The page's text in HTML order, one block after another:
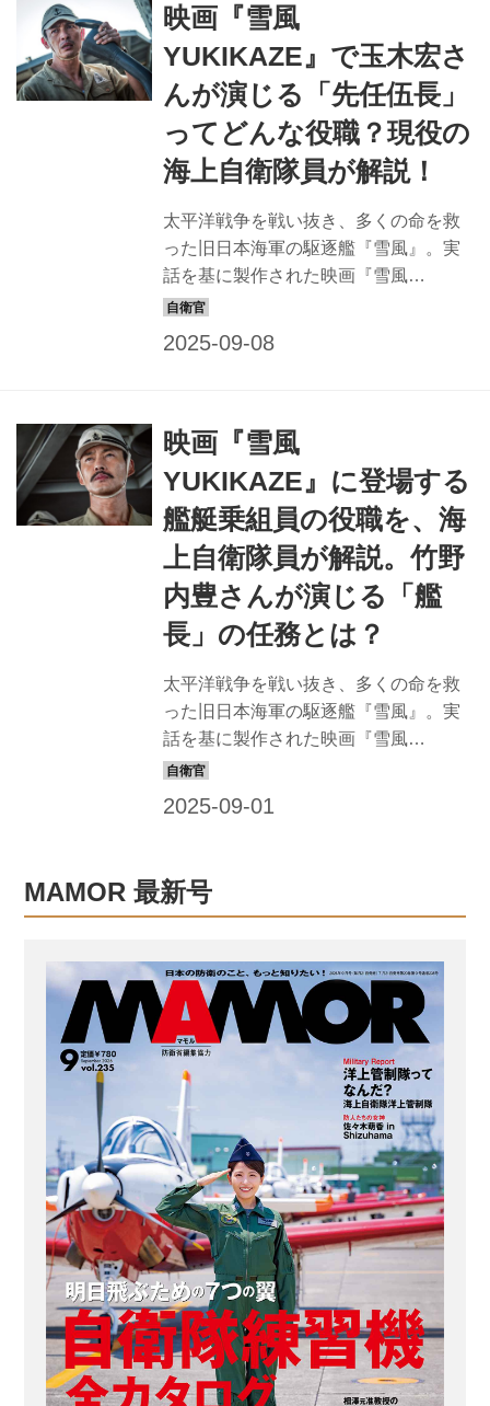
いて紹介していく。 艦内では業務別に
7つの「科」がある 海自の艦艇には、
任務内容に応じて「砲雷科」、「船務
科」、「航海科」、「機関科」、「補
給科」、「衛生科」、「飛行科」の7つ
の「科」があり、乗組員は基本的にい
ずれかの「科」に所属している。 砲雷
当し、主砲やミサイル、魚雷...
映画『雪風
YUKIKAZE』で玉木宏さ
んが演じる「先任伍長」
ってどんな役職？現役の
海上自衛隊員が解説！
太平洋戦争を戦い抜き、多くの命を救
った旧日本海軍の駆逐艦『雪風』。実
話を基に製作された映画『雪風
YUKIKAZE』が、戦後80年となる2025
『雪風 YUKIKAZE』の主要キャスト
の、艦上での任務について、海上自衛
隊の護衛艦『やまぎり』で映画と同様
の役職に就く自衛隊員に教えてもらっ
た。 なお、旧日本海軍とは役職の名称
や役割が違う点もあるので注意してほ
しい。 先任伍長：現場隊員の代表とし
て艦長を補佐し、幹部との業務調整を
映画『雪風
YUKIKAZE』に登場する
艦艇乗組員の役職を、海
上自衛隊員が解説。竹野
内豊さんが演じる「艦
長」の任務とは？
太平洋戦争を戦い抜き、多くの命を救
った旧日本海軍の駆逐艦『雪風』。実
話を基に製作された映画『雪風
YUKIKAZE』が、戦後80年となる2025
豊さん演じる艦長・寺澤一利をはじ
め、『雪風 YUKIKAZE』の主要キャス
衛隊の護衛艦『やまぎり』で映画と同
様の役職に就く自衛隊員に教えてもら
った。 なお、旧日本海軍とは役職の名
称や役割が違う点もあるので注意して
ほしい。 艦長：艦のトップとして、付
与された任務を完遂するため、乗組員
を指揮統率する 艦長は、艦内...
MAMOR 最新号